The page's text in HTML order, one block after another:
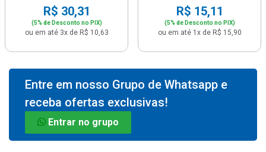
R$ 30,31
(5% de Desconto no PIX)
ou em até 3x de R$ 10,63
R$ 15,11
(5% de Desconto no PIX)
ou em até 1x de R$ 15,90
Entre em nosso Grupo de Whatsapp e
receba ofertas exclusivas!
Entrar no grupo